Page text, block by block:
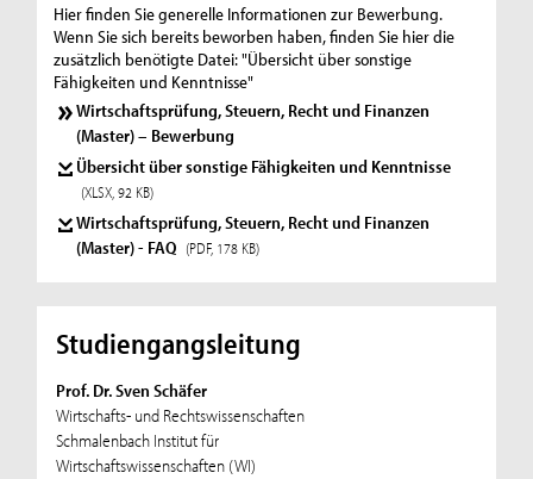
Hier finden Sie generelle Informationen zur Bewerbung.
Wenn Sie sich bereits beworben haben, finden Sie hier die
zusätzlich benötigte Datei: "Übersicht über sonstige
Fähigkeiten und Kenntnisse"
Wirtschaftsprüfung, Steuern, Recht und Finanzen
(Master) – Bewerbung
Übersicht über sonstige Fähigkeiten und Kenntnisse
(XLSX, 92 KB)
Wirtschaftsprüfung, Steuern, Recht und Finanzen
(Master) - FAQ (PDF, 178 KB)
Studiengangsleitung
Prof. Dr. Sven Schäfer
Wirtschafts- und Rechtswissenschaften
Schmalenbach Institut für
Wirtschaftswissenschaften (WI)